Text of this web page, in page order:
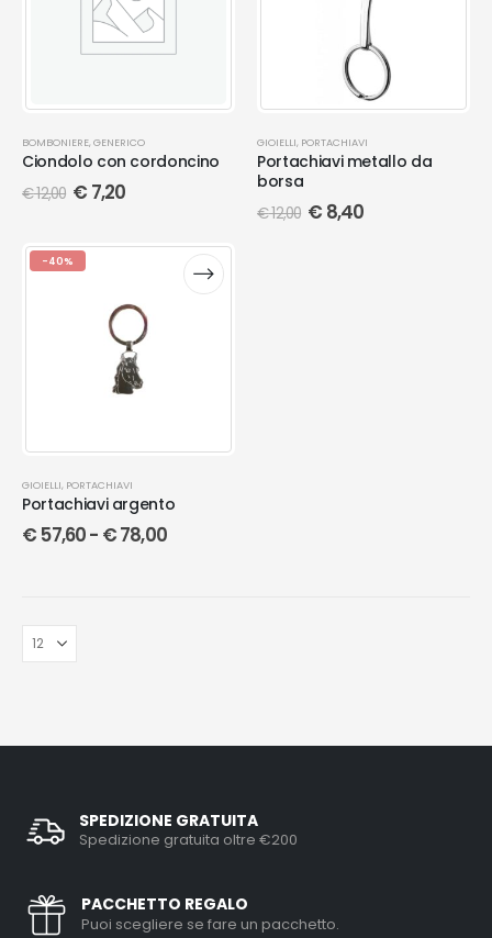
BOMBONIERE, GENERICO
Ciondolo con cordoncino
€12,00 € 7,20
GIOIELLI, PORTACHIAVI
Portachiavi metallo da
borsa
€12,00 € 8,40
-40%
GIOIELLI, PORTACHIAVI
Portachiavi argento
€ 57,60- €78,00
SPEDIZIONE GRATUITA
Spedizione gratuita oltre €200
PACCHETTO REGALO
Puoi scegliere se fare un pacchetto.